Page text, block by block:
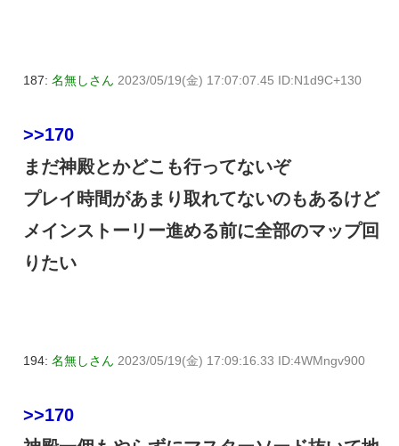
187: 名無しさん 2023/05/19(金) 17:07:07.45 ID:N1d9C+130
>>170
まだ神殿とかどこも行ってないぞ
プレイ時間があまり取れてないのもあるけど
メインストーリー進める前に全部のマップ回
りたい
194: 名無しさん 2023/05/19(金) 17:09:16.33 ID:4WMngv900
>>170